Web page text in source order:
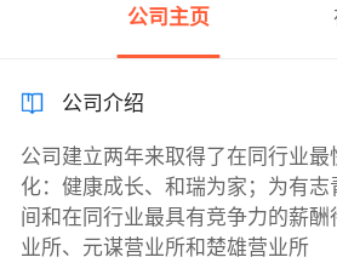
公司主页
公司介绍
公司建立两年来取得了在同行业
化：健康成长、和瑞为家；为有
间和在同行业最具有竞争力的薪
业所、元谋营业所和楚雄营业所